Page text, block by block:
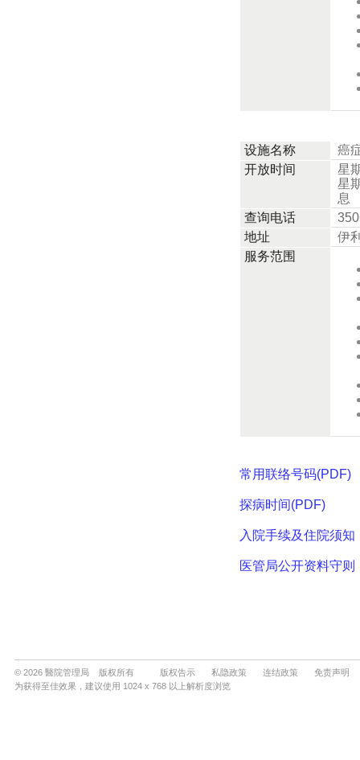
© 2026 醫院管理局 版权所有 版权告示 私隐政策 连结政策
免责声明
为获得至佳效果，建议使用 1024 x 768 以上解析度浏览